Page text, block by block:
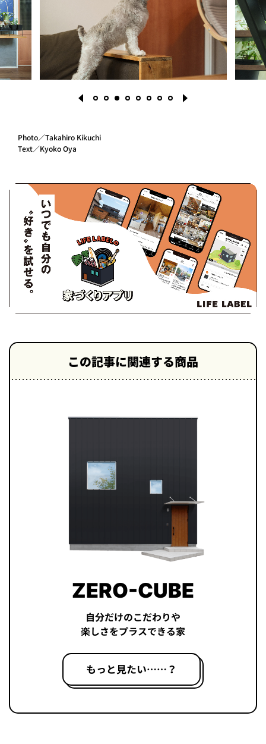
Photo／Takahiro Kikuchi
Text／Kyoko Oya
この記事に関連する商品
ZERO-CUBE
自分だけのこだわりや
楽しさをプラスできる家
もっと見たい……？